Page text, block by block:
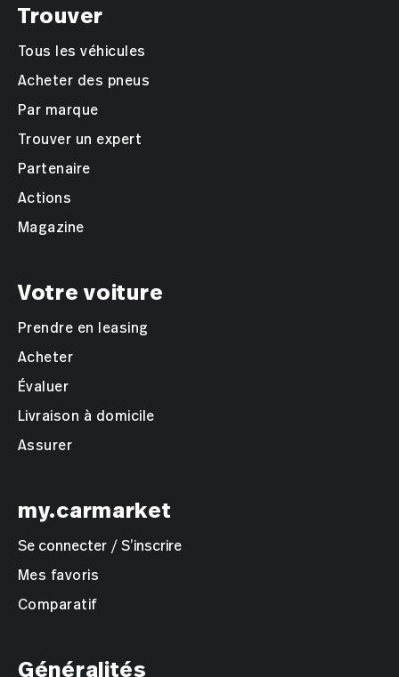
Trouver
Tous les véhicules
Acheter des pneus
Par marque
Trouver un expert
Partenaire
Actions
Magazine
Votre voiture
Prendre en leasing
Acheter
Évaluer
Livraison à domicile
Assurer
my.carmarket
Se connecter / S’inscrire
Mes favoris
Comparatif
Généralités